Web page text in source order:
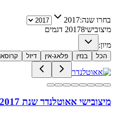
בחרו שנה:2017
מיצובישי 20178
דגמים
מיון:
הכל בנזין פלאג-אין דיזל
מיצובישי אאוטלנדר שנת 2017